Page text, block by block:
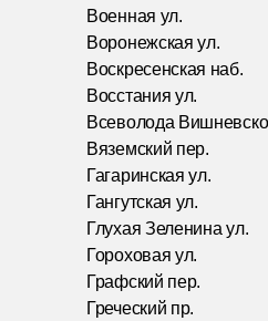
Военная ул.
Воронежская ул.
Воскресенская наб.
Восстания ул.
Всеволода
Вяземский пер.
Гагаринская ул.
Гангутская ул.
Глухая Зеленина ул.
Гороховая ул.
Графский пер.
Греческий пр.